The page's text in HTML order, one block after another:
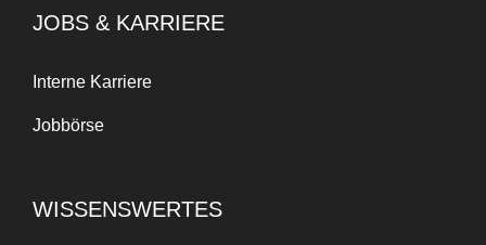
JOBS & KARRIERE
Interne Karriere
Jobbörse
WISSENSWERTES